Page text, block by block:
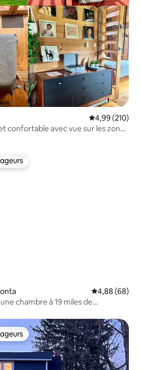
Évaluation
4,99 (210)
confortable avec vue sur les zones
les plus appréciés
Évaluation
4,88 (68)
chambre à 19 miles de
les plus appréciés